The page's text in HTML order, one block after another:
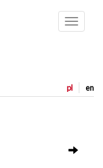
Menu
pl en